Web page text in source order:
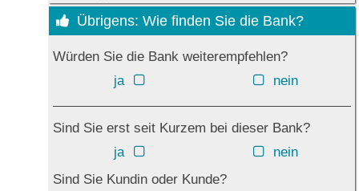
Übrigens: Wie finden Sie die Bank?
Würden Sie die Bank weiterempfehlen?
ja
nein
Sind Sie erst seit Kurzem bei dieser Bank?
ja
nein
Sind Sie Kundin oder Kunde?